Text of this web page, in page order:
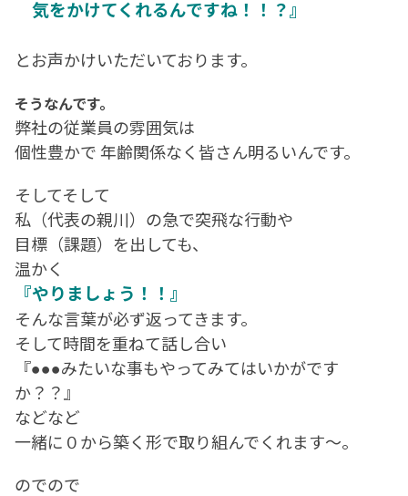
気をかけてくれるんですね！！？』
とお声かけいただいております。
そうなんです。
弊社の従業員の雰囲気は
個性豊かで 年齢関係なく皆さん明るいんです。
そしてそして
私（代表の親川）の急で突飛な行動や
目標（課題）を出しても、
温かく
『やりましょう！！』
そんな言葉が必ず返ってきます。
そして時間を重ねて話し合い
『●●●みたいな事もやってみてはいかがです
か？？』
などなど
一緒に０から築く形で取り組んでくれます～。
のでので